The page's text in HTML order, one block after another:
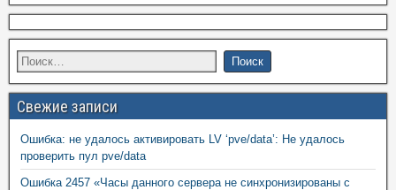
Свежие записи
Ошибка: не удалось активировать LV ‘pve/data’: Не удалось
проверить пул pve/data
Ошибка 2457 «Часы данного сервера не синхронизированы с